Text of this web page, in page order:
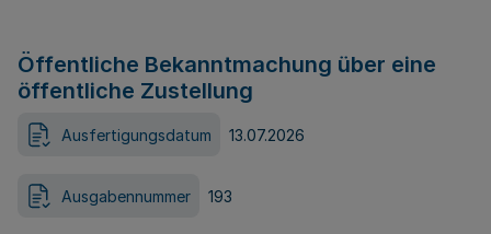
Öffentliche Bekanntmachung über eine
öffentliche Zustellung
Ausfertigungsdatum 13.07.2026
Ausgabennummer 193